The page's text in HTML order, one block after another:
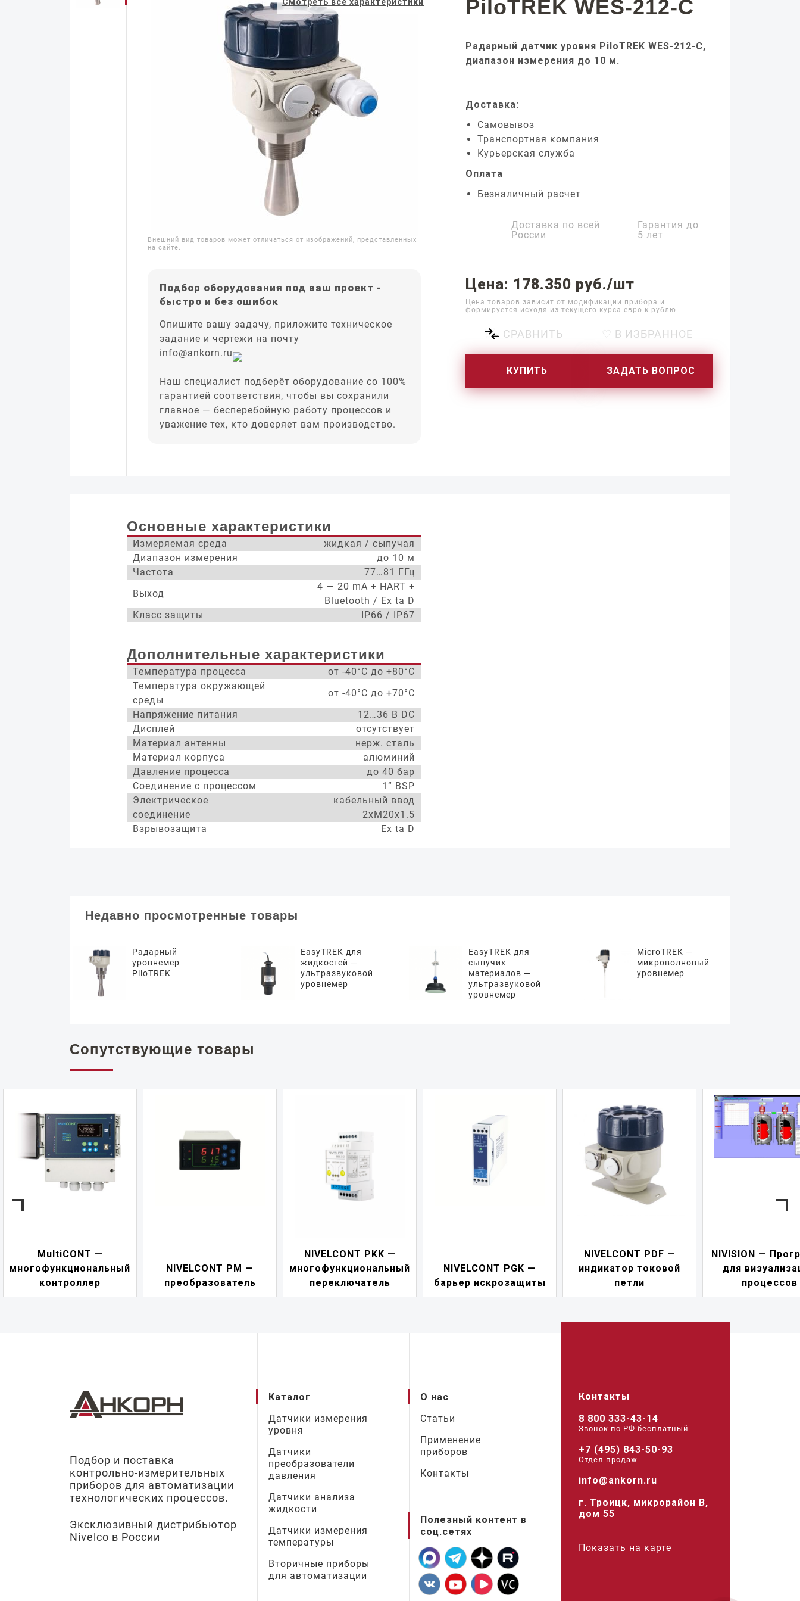
Внешний вид товаров может отличаться от изображений, представленных
на сайте.
Подбор оборудования под ваш проект -
быстро и без ошибок
Опишите вашу задачу, приложите техническое
задание и чертежи на почту
info@ankorn.ru
Наш специалист подберёт оборудование со 100%
гарантией соответствия, чтобы вы сохранили
главное — бесперебойную работу процессов и
уважение тех, кто доверяет вам производство.
PiloTREK WES-212-C
Радарный датчик уровня PiloTREK WES-212-C,
диапазон измерения до 10 м.
Доставка:
Самовывоз
Транспортная компания
Курьерская служба
Оплата
Безналичный расчет
Доставка по всей
России
Гарантия до
5 лет
Цена: 178.350 руб./шт
Цена товаров зависит от модификации прибора и
формируется исходя из текущего курса евро к рублю
СРАВНИТЬ ♡ В ИЗБРАННОЕ
КУПИТЬ ЗАДАТЬ ВОПРОС
Основные характеристики
Измеряемая среда
жидкая / сыпучая
Диапазон измерения
до 10 м
Частота
77…81 ГГц
Выход
4 — 20 mA + HART +
Bluetooth / Ex ta D
Класс защиты
IP66 / IP67
Дополнительные характеристики
Температура процесса
от -40°С до +80°С
Температура окружающей
среды
от -40°С до +70°С
Напряжение питания
12…36 В DC
Дисплей
отсутствует
Материал антенны
нерж. сталь
Материал корпуса
алюминий
Давление процесса
до 40 бар
Соединение с процессом
1” BSP
Электрическое
соединение
кабельный ввод
2xM20x1.5
Взрывозащита
Ex ta D
Недавно просмотренные товары
Радарный
уровнемер
PiloTREK
EasyTREK для
жидкостей —
ультразвуковой
уровнемер
EasyTREK для
сыпучих
материалов —
ультразвуковой
уровнемер
MicroTREK —
микроволновый
уровнемер
Сопутствующие товары
MultiCONT —
многофункциональный
контроллер
NIVELCONT PM —
преобразователь
NIVELCONT PKK —
многофункциональный
переключатель
NIVELCONT PGK —
барьер искрозащиты
NIVELCONT PDF —
индикатор токовой
петли
NIVISION —
для
процессов
Подбор и поставка
контрольно-измерительных
приборов для автоматизации
технологических процессов.
Эксклюзивный дистрибьютор
Nivelco в России
Каталог
Датчики измерения
уровня
Датчики
преобразователи
давления
Датчики анализа
жидкости
Датчики измерения
температуры
Вторичные приборы
для автоматизации
О нас
Статьи
Применение
приборов
Контакты
Полезный контент в
соц.сетях
Контакты
8 800 333-43-14
Звонок по РФ беcплатный
+7 (495) 843-50-93
Отдел продаж
info@ankorn.ru
г. Троицк, микрорайон В,
дом 55
Показать на карте